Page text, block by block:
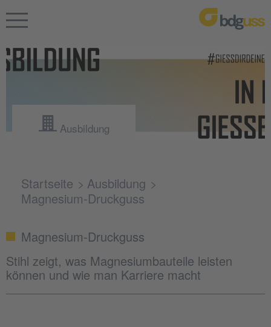
Ausbildung
Startseite
Ausbildung
Magnesium-Druckguss
Magnesium-Druckguss
Stihl zeigt, was Magnesiumbauteile leisten
können und wie man Karriere macht